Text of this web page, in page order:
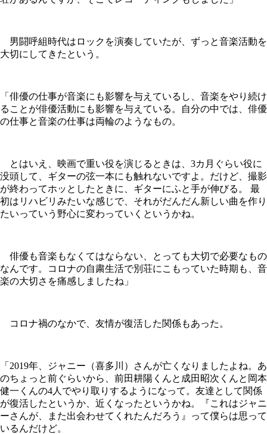
男闘呼組時代はロックを演奏していたが、ずっと音楽活動を
大切にしてきたという。
「俳優の仕事が音楽にも影響を与えているし、音楽をやり続け
ることが俳優活動にも影響を与えている。自分の中では、俳優
の仕事と音楽の仕事は両輪のようなもの。
とはいえ、映画で重い役を演じるときは、3カ月ぐらい役に
没頭して、ギターの弦一本にも触れないですよ。だけど、撮影
が終わってホッとしたときに、ギターにふと手が伸びる。 最
初はリハビリみたいな感じで、それがだんだん新しい曲を作り
たいっていう野心に変わっていくというかね。
俳優も音楽もなくてはならない、とっても大切で必要なもの
なんです。コロナの自粛生活で別荘にこもっていた時期も、音
楽の大切さを痛感しましたね」
コロナ禍のなかで、友情が復活した関係もあった。
「2019年、ジャニー（喜多川）さんが亡くなりましたよね。あ
のちょっと前ぐらいから、前田耕陽くんと成田昭次くんと岡本
健一くんの4人でやり取りするようになって。友達として関係
が復活したというか、近くなったというかね。『これはジャニ
ーさんが、また出会わせてくれたんだろう』って僕らは思って
いるんだけど。